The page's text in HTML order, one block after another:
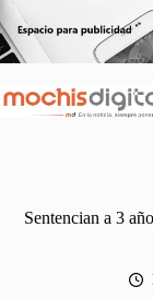
Saltar
al
contenido
Sentencian a 3